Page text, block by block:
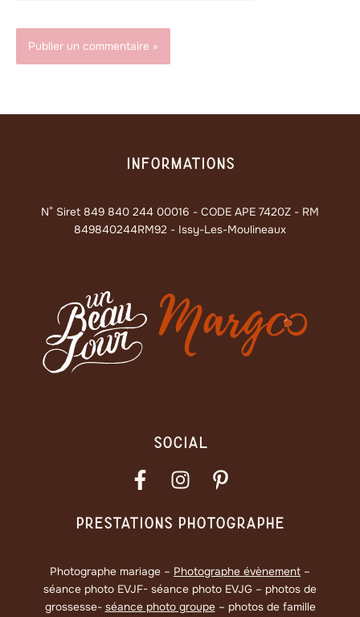
Informations
N° Siret 849 840 244 00016 - CODE APE 7420Z - RM
849840244RM92 - Issy-Les-Moulineaux
Social
Prestations Photographe
Photographe mariage – Photographe évènement –
séance photo EVJF- séance photo EVJG – photos de
grossesse- séance photo groupe– photos de famille